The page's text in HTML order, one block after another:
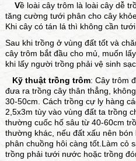
Về loài cây trôm là loài cây dễ
tăng cường tưới phân cho cây
Khi cây có tán lá thì không cần
Sau khi trồng ở vùng đất tốt và
cây trôm bắt đầu cho mủ, muốn
khi lấy người trồng phải vệ sinh
Kỹ thuật trồng trôm: Cây trôm
đưa ra trồng cây thân thẳng,
30-50cm. Cách trồng cự ly hàng
2,5x3m tùy vào vùng đất ta trồng
thường cuốc hố sâu từ 40-60cm
thường khác, nếu đất xấu nên
phân chuồng hôi càng tốt.Làm cỏ
trồng phải tưới nước hoặc trồng